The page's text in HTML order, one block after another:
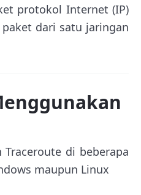
protokol Internet (IP)
dari satu jaringan
di beberapa
maupun Linux